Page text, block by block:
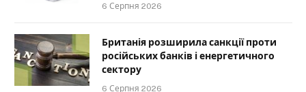
6 Серпня 2026
Британія розширила санкції проти
російських банків і енергетичного
сектору
6 Серпня 2026